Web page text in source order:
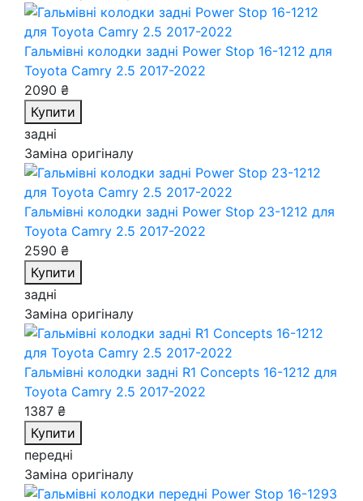
Гальмівні колодки задні Power Stop 16-1212 для
Toyota Camry 2.5 2017-2022
2090 ₴
Купити
задні
Заміна оригіналу
Гальмівні колодки задні Power Stop 23-1212 для
Toyota Camry 2.5 2017-2022
2590 ₴
Купити
задні
Заміна оригіналу
Гальмівні колодки задні R1 Concepts 16-1212 для
Toyota Camry 2.5 2017-2022
1387 ₴
Купити
передні
Заміна оригіналу